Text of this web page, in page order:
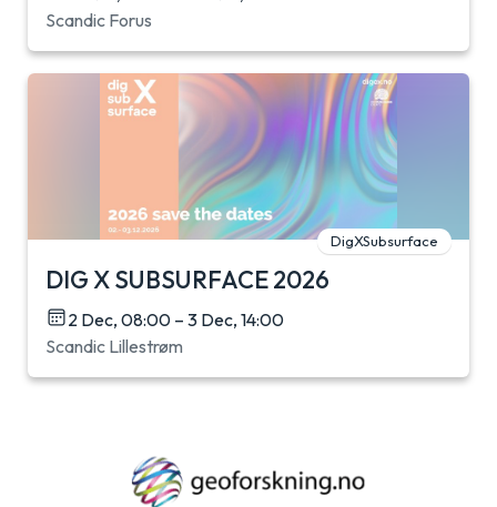
Scandic Forus
DigXSubsurface
DIG X SUBSURFACE 2026
2 Dec, 08:00 – 3 Dec, 14:00
Scandic Lillestrøm